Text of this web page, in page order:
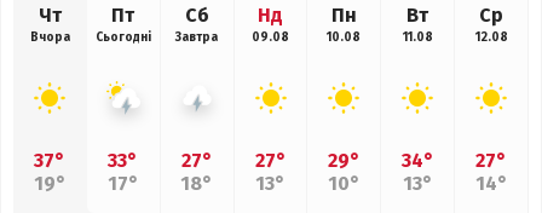
Чт
Вчора
37°
19°
Пт
Сьогодні
33°
17°
Сб
Завтра
27°
18°
Нд
09.08
27°
13°
Пн
10.08
29°
10°
Вт
11.08
34°
13°
Ср
12.08
27°
14°